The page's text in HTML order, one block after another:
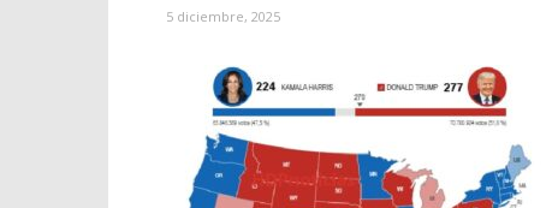
5 diciembre, 2025